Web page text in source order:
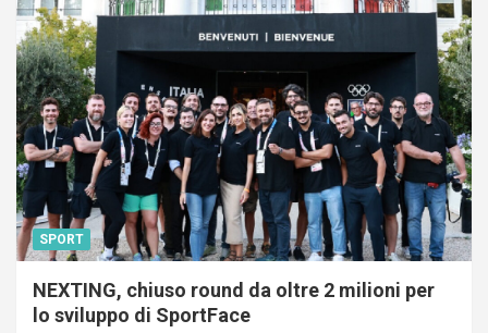
SPORT
NEXTING, chiuso round da oltre 2 milioni per
lo sviluppo di SportFace